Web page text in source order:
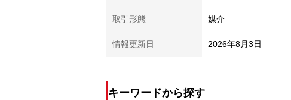
取引形態 媒介
情報更新日 2026年8月3日
キーワードから探す